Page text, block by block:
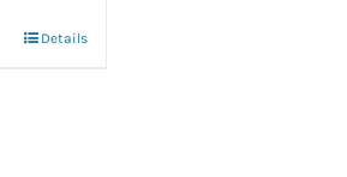
Details